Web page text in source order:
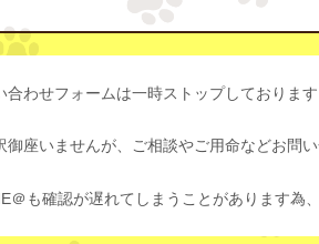
合わせフォームは一時ストップしておりま
御座いませんが、ご相談やご用命などお問
＠も確認が遅れてしまうことがあります為